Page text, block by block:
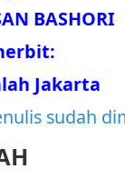
BASHORI
Jakarta
sudah